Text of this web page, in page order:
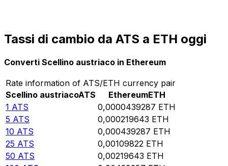
Tassi di cambio da ATS a ETH oggi
Converti Scellino austriaco in Ethereum
Rate information of ATS/ETH currency pair
Scellino austriacoATS EthereumETH
1 ATS 0,0000439287 ETH
5 ATS 0,000219643 ETH
10 ATS 0,000439287 ETH
25 ATS 0,00109822 ETH
50 ATS 0,00219643 ETH